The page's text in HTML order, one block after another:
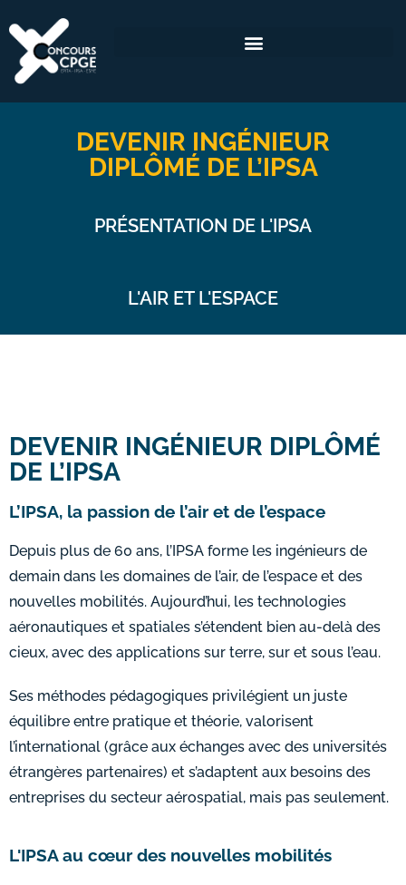
DEVENIR INGÉNIEUR
DIPLÔMÉ DE L’IPSA
PRÉSENTATION DE L'IPSA
L'AIR ET L'ESPACE
DEVENIR INGÉNIEUR DIPLÔMÉ
DE L’IPSA
L’IPSA, la passion de l’air et de l’espace
Depuis plus de 60 ans, l’IPSA forme les ingénieurs de
demain dans les domaines de l’air, de l’espace et des
nouvelles mobilités. Aujourd’hui, les technologies
aéronautiques et spatiales s’étendent bien au-delà des
cieux, avec des applications sur terre, sur et sous l’eau.
Ses méthodes pédagogiques privilégient un juste
équilibre entre pratique et théorie, valorisent
l’international (grâce aux échanges avec des universités
étrangères partenaires) et s’adaptent aux besoins des
entreprises du secteur aérospatial, mais pas seulement.
L'IPSA au cœur des nouvelles mobilités